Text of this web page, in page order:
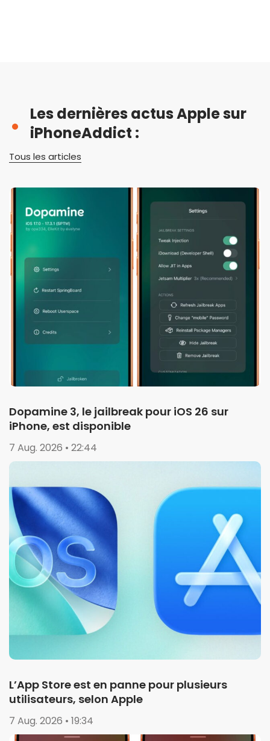
Les dernières actus Apple sur
iPhoneAddict :
Tous les articles
Dopamine 3, le jailbreak pour iOS 26 sur
iPhone, est disponible
7 Aug. 2026 • 22:44
L’App Store est en panne pour plusieurs
utilisateurs, selon Apple
7 Aug. 2026 • 19:34